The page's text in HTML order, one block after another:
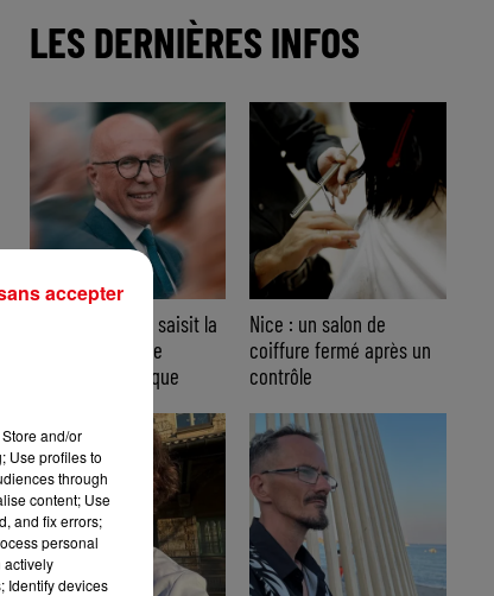
LES DERNIÈRES INFOS
Nice : Éric Ciotti saisit la
justice après une
chanson polémique
Nice : un salon de
coiffure fermé après un
contrôle
and/or
Use profiles to
through
content; Use
and fix errors;
personal
actively
Identify devices
accepter